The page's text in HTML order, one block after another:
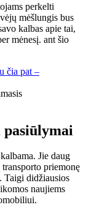
perkelti
mėšlungis bus
kalbas apie tai,
mėnesį. ant šio
Jie daug
priemonę
Taigi didžiausios
naujiems